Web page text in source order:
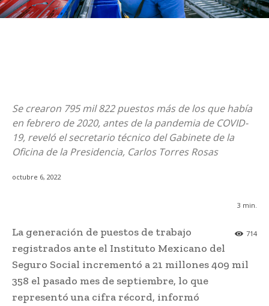
Se crearon 795 mil 822 puestos más de los que había
en febrero de 2020, antes de la pandemia de COVID-
19, reveló el secretario técnico del Gabinete de la
Oficina de la Presidencia, Carlos Torres Rosas
octubre 6, 2022
3 min.
714
La generación de puestos de trabajo
registrados ante el Instituto Mexicano del
Seguro Social incrementó a 21 millones 409 mil
358 el pasado mes de septiembre, lo que
representó una cifra récord, informó